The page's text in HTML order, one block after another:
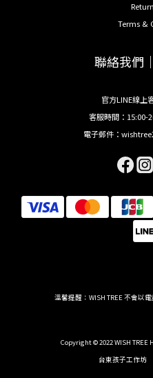
Terms &
聯絡我們
官方LINE線上
客服時間：15:00-
電子郵件：
溫馨提醒：WISH TREE 不會以
Copyright © 2022 WISH
台東孩子工作坊